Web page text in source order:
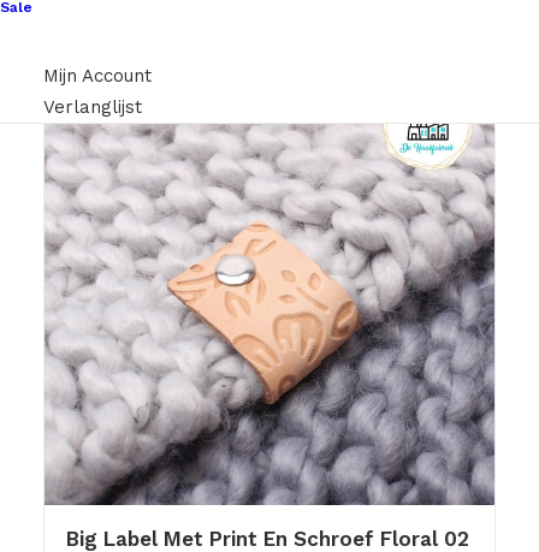
Sale
Mijn Account
Verlanglijst
Big Label Met Print En Schroef Floral 02